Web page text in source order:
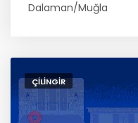
Dalaman/Muğla
ÇILINGIR